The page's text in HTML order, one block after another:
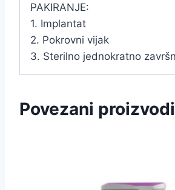
PAKIRANJE:
1. Implantat
2. Pokrovni vijak
3. Sterilno jednokratno
Povezani proizvodi